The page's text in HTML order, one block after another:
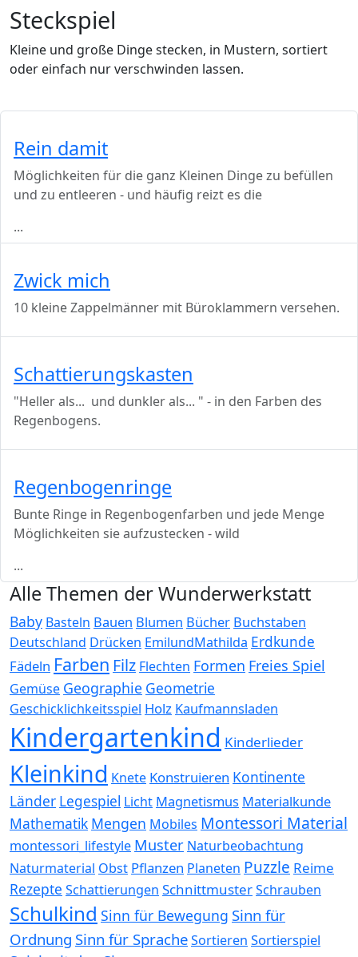
Steckspiel
Kleine und große Dinge stecken, in Mustern, sortiert
oder einfach nur verschwinden lassen.
Rein damit
Möglichkeiten für die ganz Kleinen Dinge zu befüllen
und zu entleeren - und häufig reizt es die
...
Zwick mich
10 kleine Zappelmänner mit Büroklammern versehen.
Schattierungskasten
"Heller als... und dunkler als... " - in den Farben des
Regenbogens.
Regenbogenringe
Bunte Ringe in Regenbogenfarben und jede Menge
Möglichkeiten sie aufzustecken - wild
...
Alle Themen der Wunderwerkstatt
Baby Basteln Bauen Blumen Bücher Buchstaben
Deutschland Drücken EmilundMathilda Erdkunde
Fädeln Farben Filz Flechten Formen Freies Spiel
Gemüse Geographie Geometrie
Geschicklichkeitsspiel Holz Kaufmannsladen
Kindergartenkind Kinderlieder
Kleinkind Knete Konstruieren Kontinente
Länder Legespiel Licht Magnetismus Materialkunde
Mathematik Mengen Mobiles Montessori Material
montessori_lifestyle Muster Naturbeobachtung
Naturmaterial Obst Pflanzen Planeten Puzzle Reime
Rezepte Schattierungen SchnittmusterSchrauben
Schulkind Sinn für Bewegung Sinn für
Ordnung Sinn für SpracheSortieren Sortierspiel